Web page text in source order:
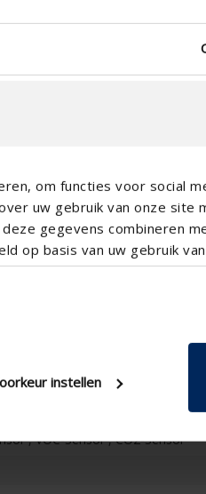
om functies voor social
uw gebruik van onze site
gegevens combineren
op basis van uw gebruik
instellen
, VOC-Sensor , CO2-Sensor